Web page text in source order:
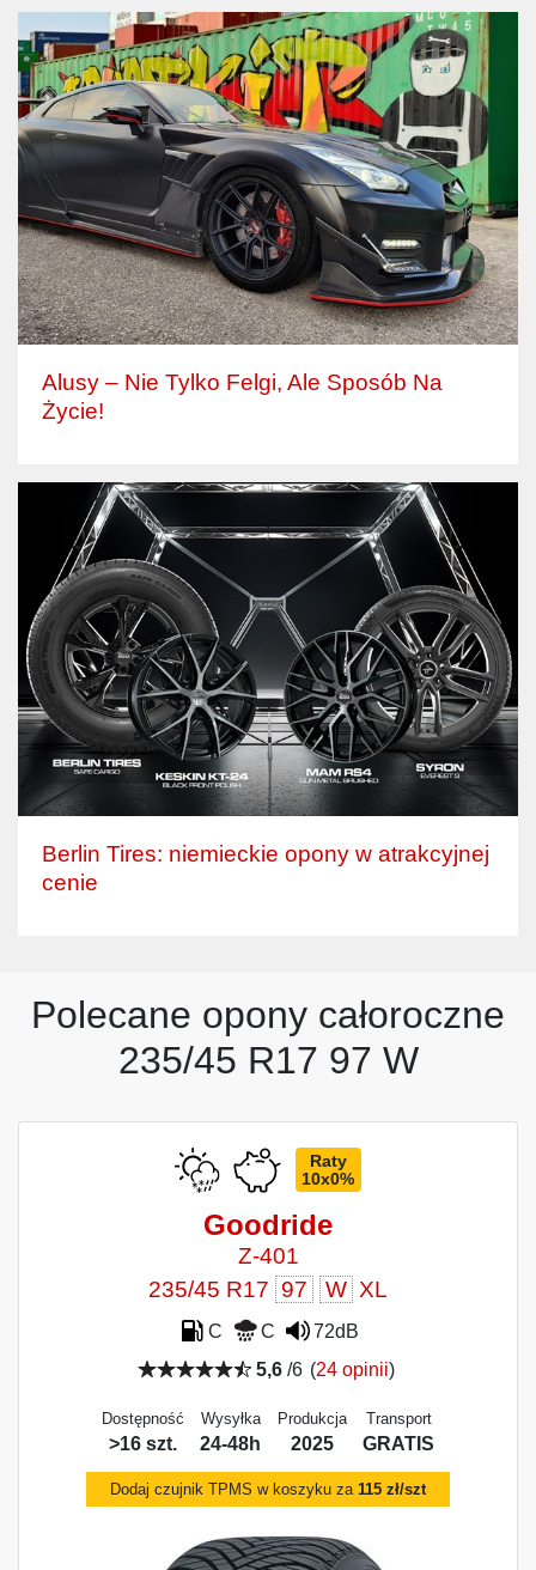
Alusy – Nie Tylko Felgi, Ale Sposób Na
Życie!
Berlin Tires: niemieckie opony w atrakcyjnej
cenie
Polecane opony całoroczne
235/45 R17 97 W
Raty
10x0%
Goodride
Z-401
235/45 R17 97 W XL
C C
72dB
5,6/6 (24 opinii)
Dostępność
>16 szt.
Wysyłka
24-48h
Produkcja
2025
Transport
GRATIS
Dodaj czujnik TPMS w koszyku za 115 zł/szt